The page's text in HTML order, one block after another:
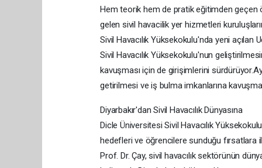
Hem teorik hem de pratik eğitimden geçen
gelen sivil havacilik yer hizmetleri
Sivil Havacılık Yüksekokulu'nda yeni
Sivil Havacılık Yüksekokulu'nun
kavuşması için de girişimlerini
getirilmesi ve iş bulma imkanlarına
Diyarbakır'dan Sivil Havacılık Dünyasına
Dicle Üniversitesi Sivil Havacılık
hedefleri ve öğrencilere sunduğu fırsatlara
Prof. Dr. Çay, sivil havacılık sektörünün